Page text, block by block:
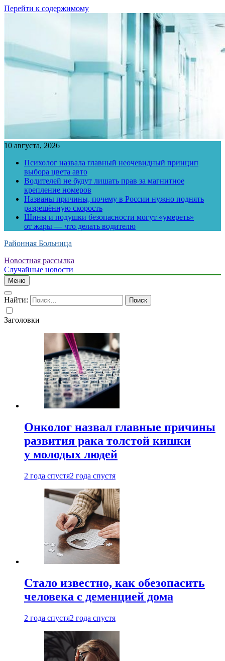
Перейти к содержимому
10 августа, 2026
Психолог назвала главный неочевидный принцип
выбора цвета авто
Водителей не будут лишать прав за магнитное
крепление номеров
Названы причины, почему в России нужно поднять
разрешённую скорость
Шины и подушки безопасности могут «умереть»
от жары — что делать водителю
Районная Больница
Новостная рассылка
Случайные новости
Меню
Найти:
Заголовки
Онколог назвал главные причины
развития рака толстой кишки
у молодых людей
2 года спустя2 года спустя
Стало известно, как обезопасить
человека с деменцией дома
2 года спустя2 года спустя